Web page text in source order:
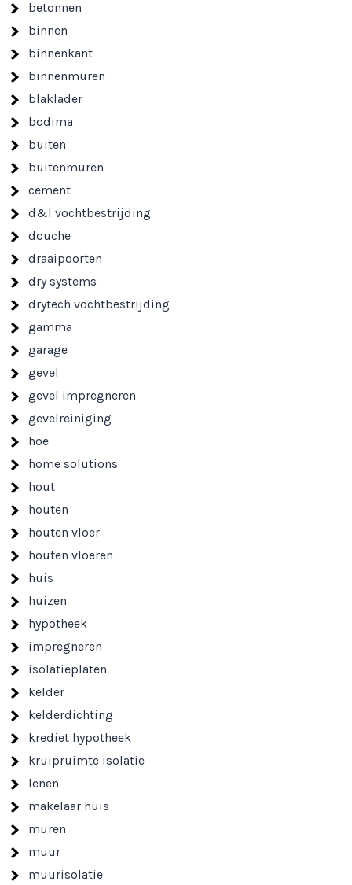
betonnen
binnen
binnenkant
binnenmuren
blaklader
bodima
buiten
buitenmuren
cement
d&l vochtbestrijding
douche
draaipoorten
dry systems
drytech vochtbestrijding
gamma
garage
gevel
gevel impregneren
gevelreiniging
hoe
home solutions
hout
houten
houten vloer
houten vloeren
huis
huizen
hypotheek
impregneren
isolatieplaten
kelder
kelderdichting
krediet hypotheek
kruipruimte isolatie
lenen
makelaar huis
muren
muur
muurisolatie